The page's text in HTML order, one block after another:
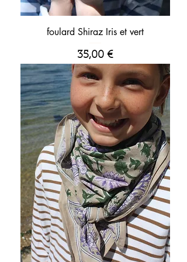
foulard Shiraz Iris et vert
Prix
35,00 €